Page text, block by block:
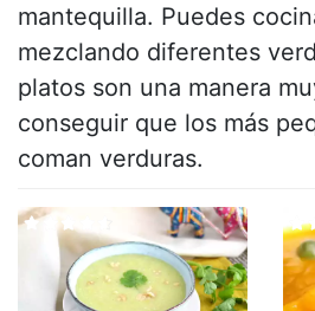
mantequilla. Puedes
mezclando diferentes
platos son una manera
conseguir que los más
coman verduras.